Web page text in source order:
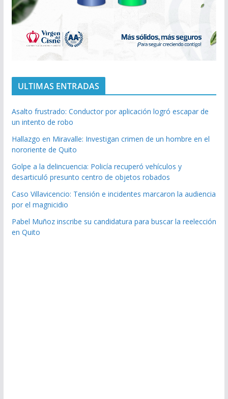
ULTIMAS ENTRADAS
Asalto frustrado: Conductor por aplicación logró escapar de
un intento de robo
Hallazgo en Miravalle: Investigan crimen de un hombre en el
nororiente de Quito
Golpe a la delincuencia: Policía recuperó vehículos y
desarticuló presunto centro de objetos robados
Caso Villavicencio: Tensión e incidentes marcaron la audiencia
por el magnicidio
Pabel Muñoz inscribe su candidatura para buscar la reelección
en Quito